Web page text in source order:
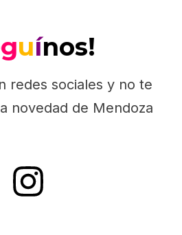
guínos!
redes sociales y no te
novedad de Mendoza